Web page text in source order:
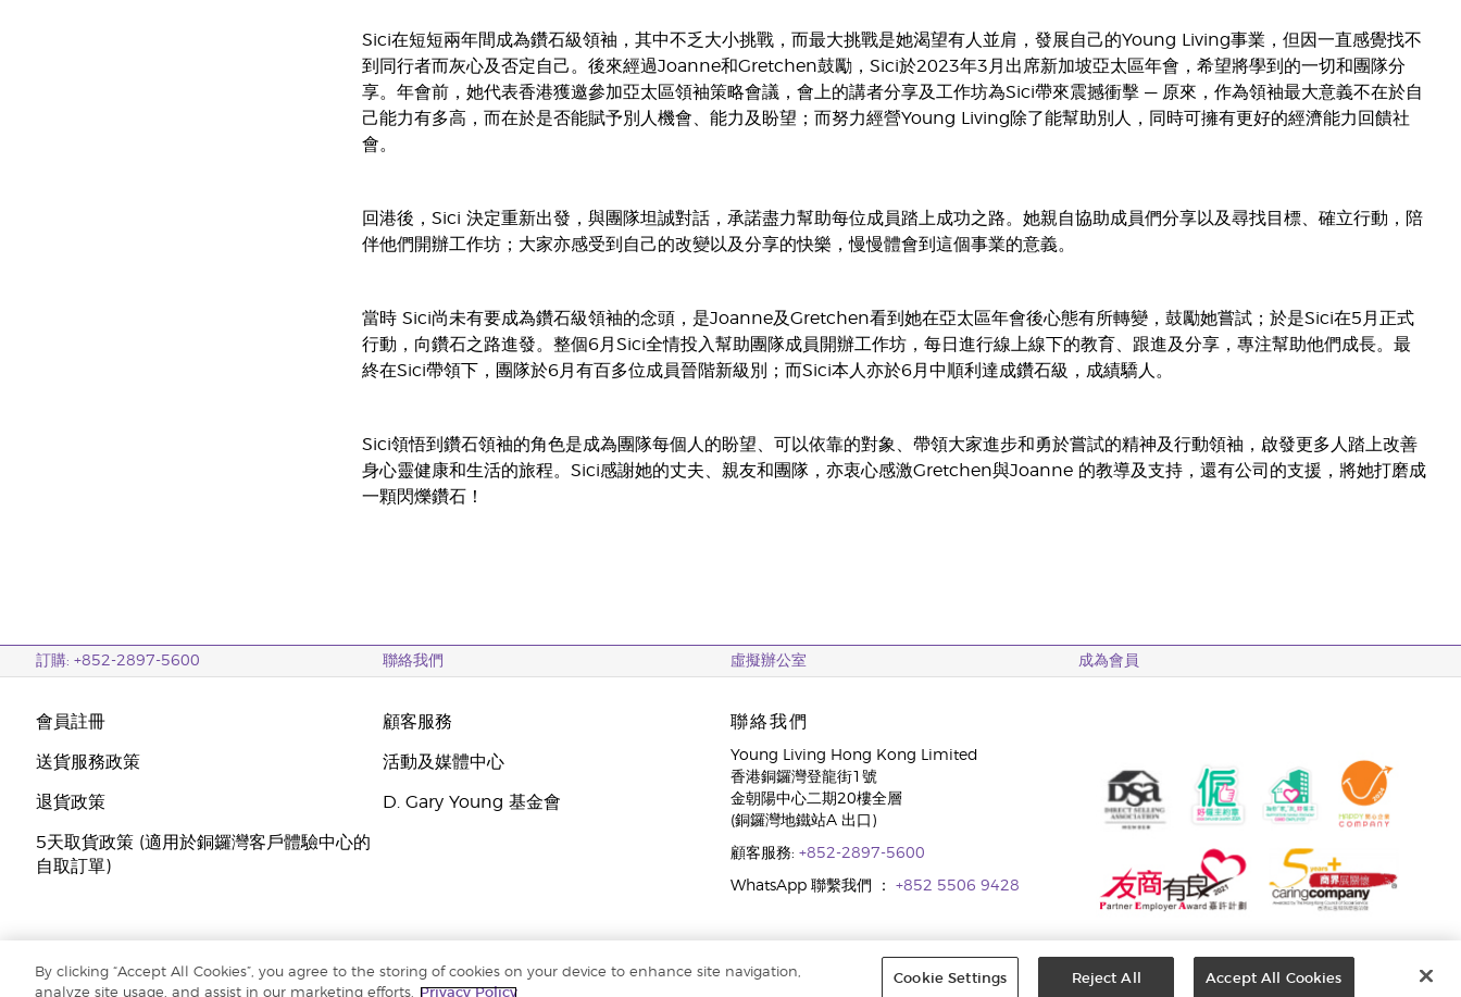
Sici在短短兩年間成為鑽石級領袖，其中不乏大小挑戰，而最大挑戰是她渴望有人並肩，發展自己的Young Living事業，但因一直感覺找不
到同行者而灰心及否定自己。後來經過Joanne和Gretchen鼓勵，Sici於2023年3月出席新加坡亞太區年會，希望將學到的一切和團隊分
享。年會前，她代表香港獲邀參加亞太區領袖策略會議，會上的講者分享及工作坊為Sici帶來震撼衝擊 — 原來，作為領袖最大意義不在於自
己能力有多高，而在於是否能賦予別人機會、能力及盼望；而努力經營Young Living除了能幫助別人，同時可擁有更好的經濟能力回饋社
會。
回港後，Sici 決定重新出發，與團隊坦誠對話，承諾盡力幫助每位成員踏上成功之路。她親自協助成員們分享以及尋找目標、確立行動，陪
伴他們開辦工作坊；大家亦感受到自己的改變以及分享的快樂，慢慢體會到這個事業的意義。
當時 Sici尚未有要成為鑽石級領袖的念頭，是Joanne及Gretchen看到她在亞太區年會後心態有所轉變，鼓勵她嘗試；於是Sici在5月正式
行動，向鑽石之路進發。整個6月Sici全情投入幫助團隊成員開辦工作坊，每日進行線上線下的教育、跟進及分享，專注幫助他們成長。最
終在Sici帶領下，團隊於6月有百多位成員晉階新級別；而Sici本人亦於6月中順利達成鑽石級，成績驕人。
Sici領悟到鑽石領袖的角色是成為團隊每個人的盼望、可以依靠的對象、帶領大家進步和勇於嘗試的精神及行動領袖，啟發更多人踏上改善
身心靈健康和生活的旅程。Sici感謝她的丈夫、親友和團隊，亦衷心感激Gretchen與Joanne 的教導及支持，還有公司的支援，將她打磨成
一顆閃爍鑽石！
訂購: +852-2897-5600 聯絡我們 虛擬辦公室 成為會員
會員註冊
送貨服務政策
退貨政策
5天取貨政策 (適用於銅鑼灣客戶體驗中心的
自取訂單)
顧客服務
活動及媒體中心
D. Gary Young 基金會
聯絡我們
Young Living Hong Kong Limited
香港銅鑼灣登龍街1號
金朝陽中心二期20樓全層
(銅鑼灣地鐵站A 出口)
顧客服務: +852-2897-5600
WhatsApp 聯繫我們 ： +852 5506 9428
版權所有 © 2024 Young Living Essential Oils. 保留一切權利。 | 私隱權政策 |收集個人資料聲明
By clicking “Accept All Cookies”, you agree to the storing of cookies on your device to enhance site navigation,
analyze site usage, and assist in our marketing efforts.
Privacy Policy
Cookie Settings Reject All Accept All Cookies